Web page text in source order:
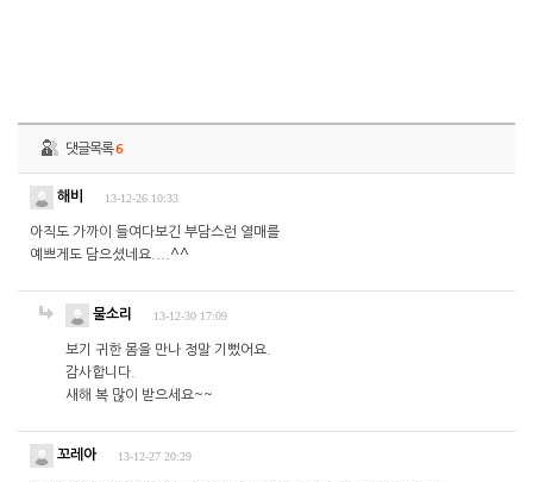
댓글목록6
해비 13-12-26 10:33
아직도 가까이 들여다보긴 부담스런 열매를
예쁘게도 담으셨네요....^^
물소리 13-12-30 17:09
보기 귀한 몸을 만나 정말 기뻤어요.
감사합니다.
새해 복 많이 받으세요~~
꼬레아 13-12-27 20:29